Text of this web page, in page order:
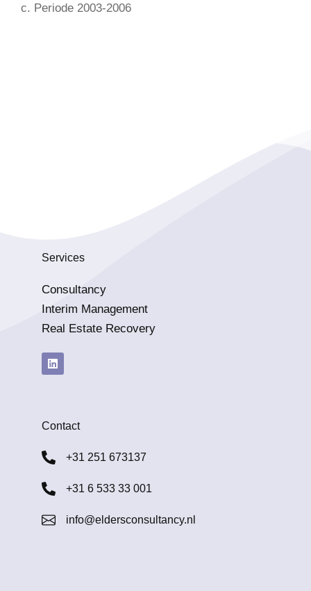
c. Periode 2003-2006
Services
Consultancy
Interim Management
Real Estate Recovery
Contact
+31 251 673137
+31 6 533 33 001
info@eldersconsultancy.nl